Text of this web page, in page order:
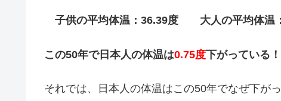
子供の平均体温：36.39度 大人の平均
この50年で日本人の体温は0.75度下がっている！
それでは、日本人の体温はこの50年でなぜ下が